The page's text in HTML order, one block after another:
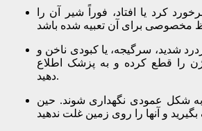
کرد یا افتاد، فوراً شیر آن را
شدید، سرگیجه، یا کبودی ناخن و
را قطع کرده و به پزشک اطلاع
دهید.
شکل عمودی نگهداری شوند. حین